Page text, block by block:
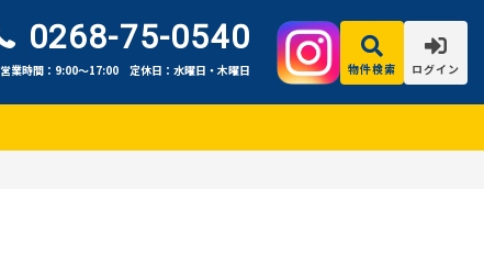
0268-75-0540
営業時間：9:00〜17:00 定休日：水曜日・木曜日 物件検索 ログイン